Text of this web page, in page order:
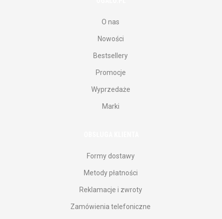
O nas
Nowości
Bestsellery
Promocje
Wyprzedaże
Marki
Formy dostawy
Metody płatności
Reklamacje i zwroty
Zamówienia telefoniczne